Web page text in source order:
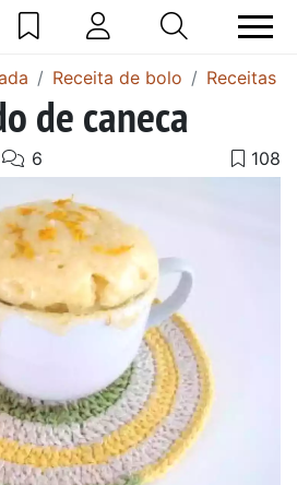
Receita de bolo Receitas
de caneca